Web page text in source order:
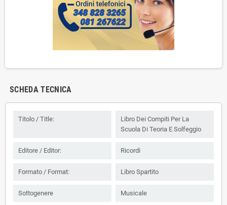
SCHEDA TECNICA
Titolo / Title:
Libro Dei Compiti Per La
Scuola Di Teoria E Solfeggio
Editore / Editor: Ricordi
Formato / Format: Libro Spartito
Sottogenere Musicale